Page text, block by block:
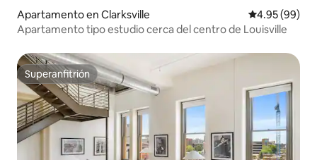
Apartamento en Clarksville Calificación
4.95 (99)
Apartamento tipo estudio cerca del centro de Louisville
Superanfitrión
Superanfitrión